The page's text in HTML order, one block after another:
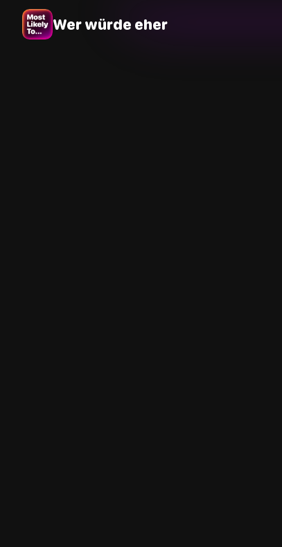
Wer würde eher